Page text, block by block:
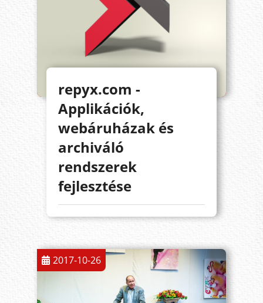
repyx.com -
Applikációk,
webáruházak és
archiváló
rendszerek
fejlesztése
2017-10-26